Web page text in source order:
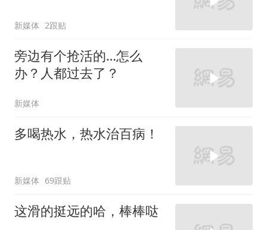
新媒体 2跟贴
旁边有个抢活的…怎么
办？人都过去了？
新媒体
多喝热水，热水治百病！
新媒体 69跟贴
这滑的挺远的哈，棒棒哒